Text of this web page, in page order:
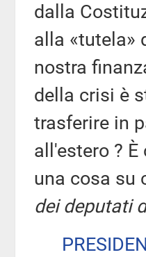
dalla
alla «tutela»
nostra
della crisi è
trasferire in
all'estero ?
una cosa su
dei deputati